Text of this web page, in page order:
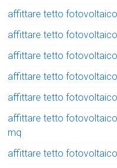
affittare tetto
affittare tetto
affittare tetto
affittare tetto
affittare tetto
affittare tetto
mq
affittare tetto